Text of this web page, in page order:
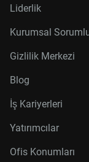
Liderlik
Kurumsal
Gizlilik Merkezi
Blog
İş Kariyerleri
Yatırımcılar
Ofis Konumları